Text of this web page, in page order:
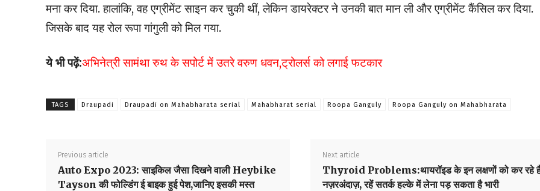
मना कर दिया. हालांकि, वह एग्रीमेंट साइन कर चुकी थीं, लेकिन डायरेक्टर ने उनकी बात मान ली और एग्रीमेंट कैंसिल कर दिया.
जिसके बाद यह रोल रूपा गांगुली को मिल गया.
ये भी पढ़ें:अभिनेत्री सामंथा रुथ के सपोर्ट में उतरे वरुण धवन,ट्रोलर्स को लगाई फटकार
TAGS Draupadi Draupadi on Mahabharata serial Mahabharat serial Roopa Ganguly Roopa Ganguly on Mahabharata
Previous article
Auto Expo 2023: साइकिल जैसा दिखने वाली Heybike
Tayson की फोल्डिंग ई बाइक हुई पेश,जानिए इसकी मस्त
Next article
Thyroid Problems:थायरॉइड के इन लक्षणों को कर रहे
नज़रअंदाज़, रहें सतर्क हल्के में लेना पड़ सकता है भारी